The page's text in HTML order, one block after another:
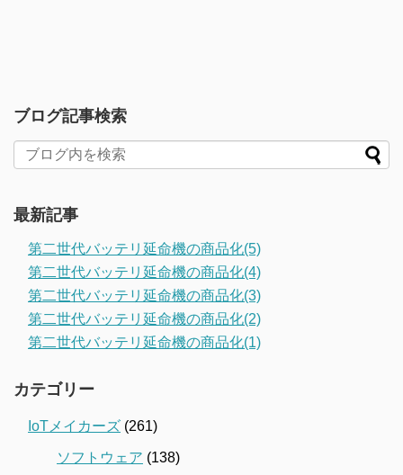
ブログ記事検索
最新記事
第二世代バッテリ延命機の商品化(5)
第二世代バッテリ延命機の商品化(4)
第二世代バッテリ延命機の商品化(3)
第二世代バッテリ延命機の商品化(2)
第二世代バッテリ延命機の商品化(1)
カテゴリー
IoTメイカーズ (261)
ソフトウェア (138)